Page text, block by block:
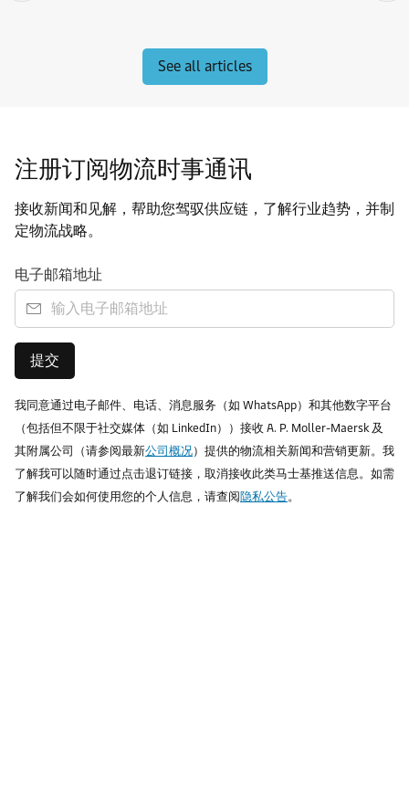
See all articles
注册订阅物流时事通讯
接收新闻和见解，帮助您驾驭供应链，了解行业趋势，并制
定物流战略。
电子邮箱地址
提交
我同意通过电子邮件、电话、消息服务（如 WhatsApp）和其他数字平台
（包括但不限于社交媒体（如 LinkedIn））接收 A. P. Moller-Maersk 及
其附属公司（请参阅最新公司概况）提供的物流相关新闻和营销更新。我
了解我可以随时通过点击退订链接，取消接收此类马士基推送信息。如需
了解我们会如何使用您的个人信息，请查阅隐私公告。